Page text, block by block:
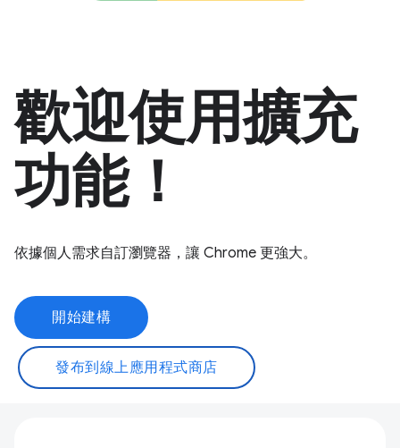
歡迎使用擴充
功能！
依據個人需求自訂瀏覽器，讓 Chrome 更強大。
開始建構
發布到線上應用程式商店